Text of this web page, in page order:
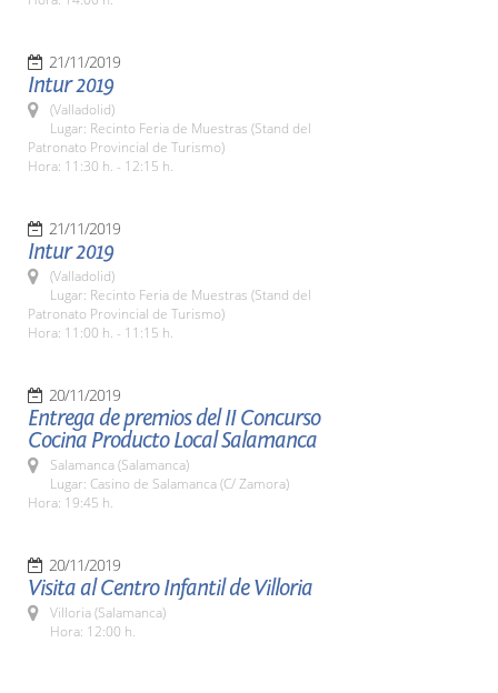
21/11/2019
Intur 2019
(Valladolid)
Lugar: Recinto Feria de Muestras (Stand del
Patronato Provincial de Turismo)
Hora: 11:30 h. - 12:15 h.
21/11/2019
Intur 2019
(Valladolid)
Lugar: Recinto Feria de Muestras (Stand del
Patronato Provincial de Turismo)
Hora: 11:00 h. - 11:15 h.
20/11/2019
Entrega de premios del II Concurso
Cocina Producto Local Salamanca
Salamanca (Salamanca)
Lugar: Casino de Salamanca (C/ Zamora)
Hora: 19:45 h.
20/11/2019
Visita al Centro Infantil de Villoria
Villoria (Salamanca)
Hora: 12:00 h.